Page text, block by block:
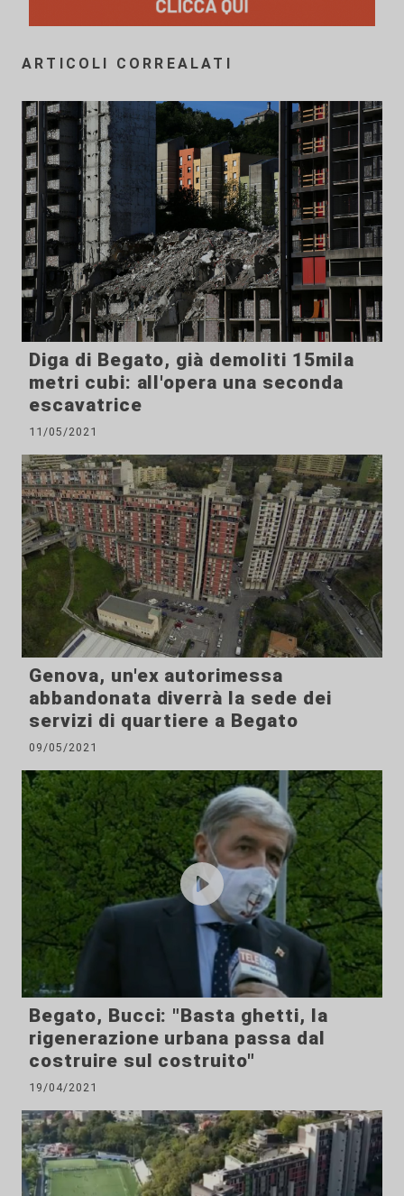
ARTICOLI CORREALATI
Diga di Begato, già demoliti 15mila
metri cubi: all'opera una seconda
escavatrice
11/05/2021
Genova, un'ex autorimessa
abbandonata diverrà la sede dei
servizi di quartiere a Begato
09/05/2021
Begato, Bucci: "Basta ghetti, la
rigenerazione urbana passa dal
costruire sul costruito"
19/04/2021